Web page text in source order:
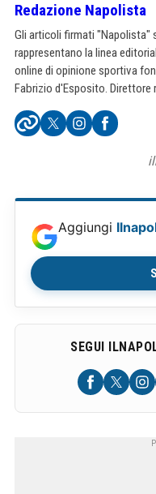
Redazione Napolista
Gli articoli firmati "Napolista"
rappresentano la linea
online di opinione sportiva
Fabrizio d'Esposito. Direttore
Aggiungi
SEGUI